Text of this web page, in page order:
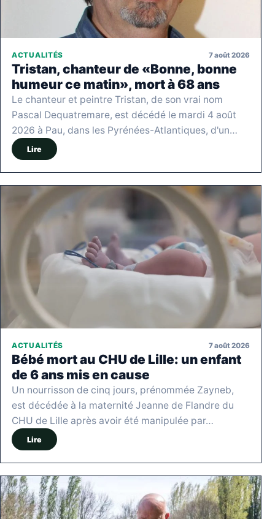
ACTUALITÉS 7 août 2026
Tristan, chanteur de «Bonne, bonne
humeur ce matin», mort à 68 ans
Le chanteur et peintre Tristan, de son vrai nom
Pascal Dequatremare, est décédé le mardi 4 août
2026 à Pau, dans les Pyrénées-Atlantiques, d'un…
Lire
ACTUALITÉS 7 août 2026
Bébé mort au CHU de Lille: un enfant
de 6 ans mis en cause
Un nourrisson de cinq jours, prénommée Zayneb,
est décédée à la maternité Jeanne de Flandre du
CHU de Lille après avoir été manipulée par…
Lire